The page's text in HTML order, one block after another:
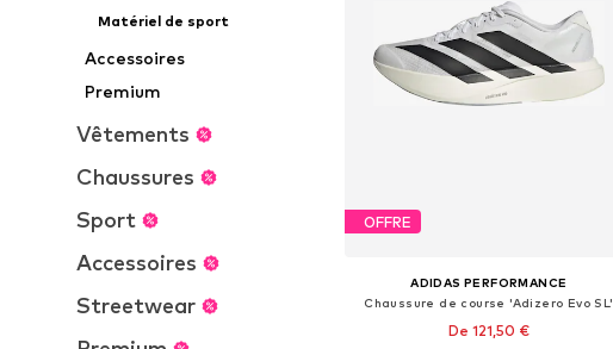
Matériel de sport
Accessoires
Premium
Vêtements
Chaussures
Sport
Accessoires
Streetwear
OFFRE
ADIDAS PERFORMANCE
Chaussure de course 'Adizero Evo SL'
De 121,50 €